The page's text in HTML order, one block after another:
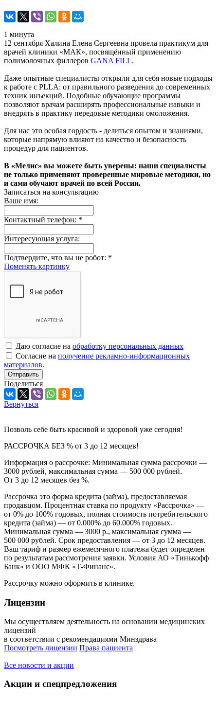
1 минута
12 сентября Халина Елена Сергеевна провела практикум для
врачей клиники «МАК», посвящённый применению
полимолочных филлеров GANA FILL.
Даже опытные специалисты открыли для себя новые подходы
к работе с PLLA: от правильного разведения до современных
техник инъекций. Подобные обучающие программы
позволяют врачам расширять профессиональные навыки и
внедрять в практику передовые методики омоложения.
Для нас это особая гордость - делиться опытом и знаниями,
которые напрямую влияют на качество и безопасность
процедур для пациентов.
В «Мелис» вы можете быть уверены: наши специалисты
не только применяют проверенные мировые методики, но
и сами обучают врачей по всей России.
Записаться на консультацию
Ваше имя:
Контактный телефон: *
Интересующая услуга:
Подтвердите, что вы не робот: *
Поменять картинку
Даю согласие на обработку персональных данных
Согласие на получение рекламно-информационных
материалов.
Отправить
Поделиться
Вернуться
Позволь себе быть красивой и здоровой уже сегодня!
РАССРОЧКА БЕЗ % от 3 до 12 месяцев!
Информация о рассрочке: Минимальная сумма рассрочки —
3000 рублей, максимальная сумма — 500 000 рублей.
От 3 до 12 месяцев без %.
Рассрочка это форма кредита (займа), предоставляемая
продавцом. Процентная ставка по продукту «Рассрочка» —
от 0% до 100% годовых, полная стоимость потребительского
кредита (займа) — от 0.000% до 60.000% годовых.
Минимальная сумма — 3000 р., максимальная сумма —
500 000 рублей. Срок предоставления — от 3 до 12 месяцев.
Ваш тариф и размер ежемесячного платежа будет определен
по результатам рассмотрения заявки. Условия АО «Тинькофф
Банк» и ООО МФК «Т-Финанс».
Рассрочку можно оформить в клинике.
Лицензии
Мы осуществляем деятельность на основании медицинских
лицензий
в соответствии с рекомендациями Минздрава
Посмотреть лицензии Права пациента
Все новости и акции
Акции и спецпредложения